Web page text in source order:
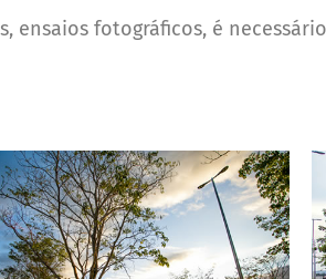
ensaios fotográficos, é